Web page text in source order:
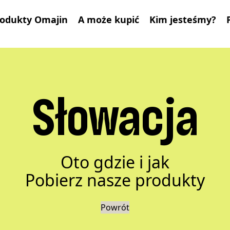
Omajin A może kupić Kim jesteśmy?
Słowacja
Oto gdzie i jak
Pobierz nasze produkty
Powrót